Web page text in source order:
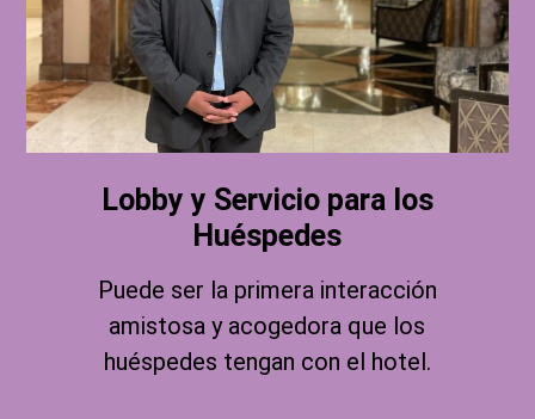
Lobby y Servicio para los
Huéspedes
Puede ser la primera interacción
amistosa y acogedora que los
huéspedes tengan con el hotel.